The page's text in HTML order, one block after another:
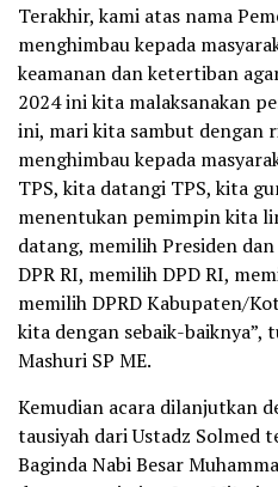
Terakhir, kami atas nama
menghimbau kepada
keamanan dan ketertiban
2024 ini kita malaksanakan
ini, mari kita sambut dengan
menghimbau kepada
TPS, kita datangi TPS, kita
menentukan pemimpin kita
datang, memilih Presiden
DPR RI, memilih DPD RI,
memilih DPRD Kabupaten/
kita dengan sebaik-
Mashuri SP ME.
Kemudian acara dilanjutkan
tausiyah dari Ustadz Solmed
Baginda Nabi Besar